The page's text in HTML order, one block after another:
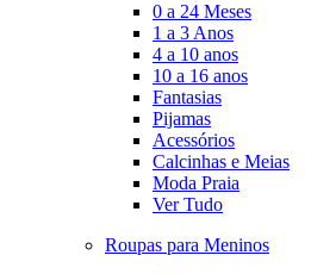
0 a 24 Meses
1 a 3 Anos
4 a 10 anos
10 a 16 anos
Fantasias
Pijamas
Acessórios
Calcinhas e Meias
Moda Praia
Ver Tudo
Roupas para Meninos